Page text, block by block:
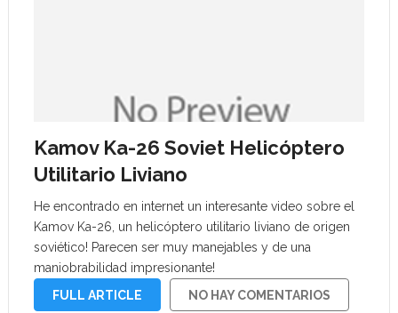
Kamov Ka-26 Soviet Helicóptero
Utilitario Liviano
He encontrado en internet un interesante video sobre el
Kamov Ka-26, un helicóptero utilitario liviano de origen
soviético! Parecen ser muy manejables y de una
maniobrabilidad impresionante!
FULL ARTICLE
NO HAY COMENTARIOS